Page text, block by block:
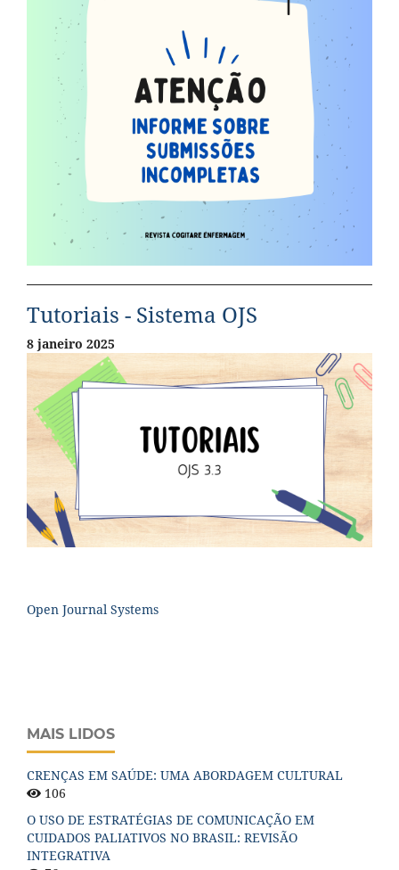
Tutoriais - Sistema OJS
8 janeiro 2025
Open Journal Systems
MAIS LIDOS
CRENÇAS EM SAÚDE: UMA ABORDAGEM CULTURAL
106
O USO DE ESTRATÉGIAS DE COMUNICAÇÃO EM
CUIDADOS PALIATIVOS NO BRASIL: REVISÃO
INTEGRATIVA